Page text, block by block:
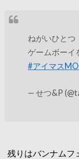
ねがいひとつ
ゲームボーイ
#アイマス
— せつ&P
残りはバンナムフ